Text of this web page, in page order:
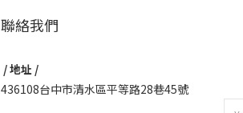
聯絡我們
/ 地址 /
436108台中市清水區平等路28巷45號